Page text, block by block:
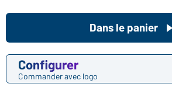
Configurer
Commander avec logo
Dans le panier